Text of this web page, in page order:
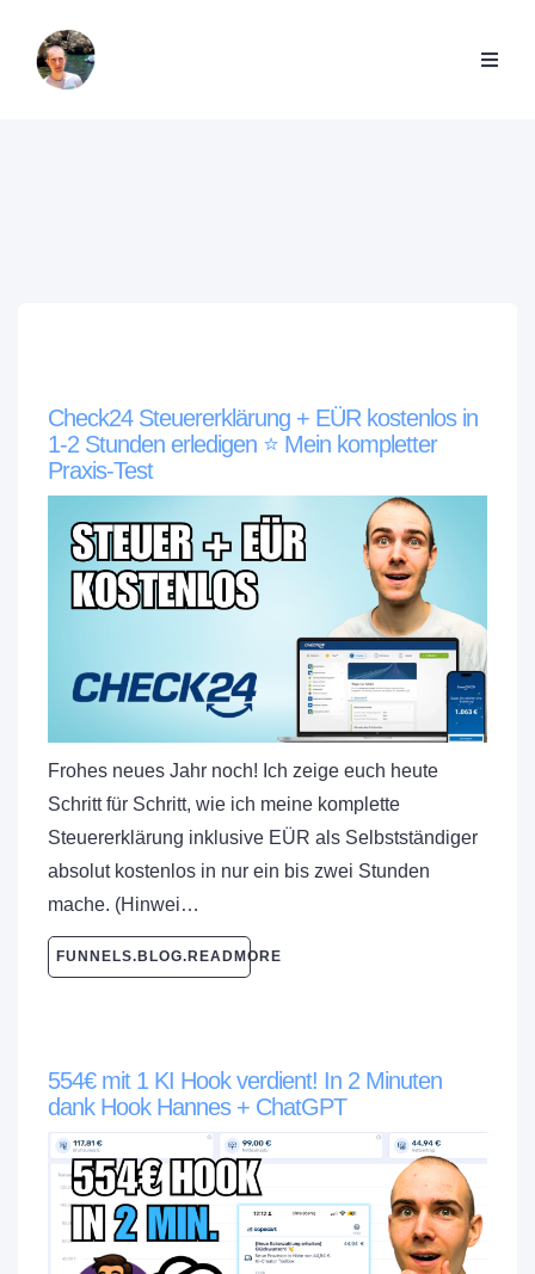
Check24 Steuererklärung + EÜR kostenlos in
1-2 Stunden erledigen ⭐️ Mein kompletter
Praxis-Test
Frohes neues Jahr noch! Ich zeige euch heute
Schritt für Schritt, wie ich meine komplette
Steuererklärung inklusive EÜR als Selbstständiger
absolut kostenlos in nur ein bis zwei Stunden
mache. (Hinwei…
FUNNELS.BLOG.READMORE
554€ mit 1 KI Hook verdient! In 2 Minuten
dank Hook Hannes + ChatGPT